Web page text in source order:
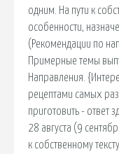
одним. На пути к
особенности,
(Рекомендации по
Примерные темы
Направления.
рецептами самых
приготовить - ответ
28 августа (9
к собственному